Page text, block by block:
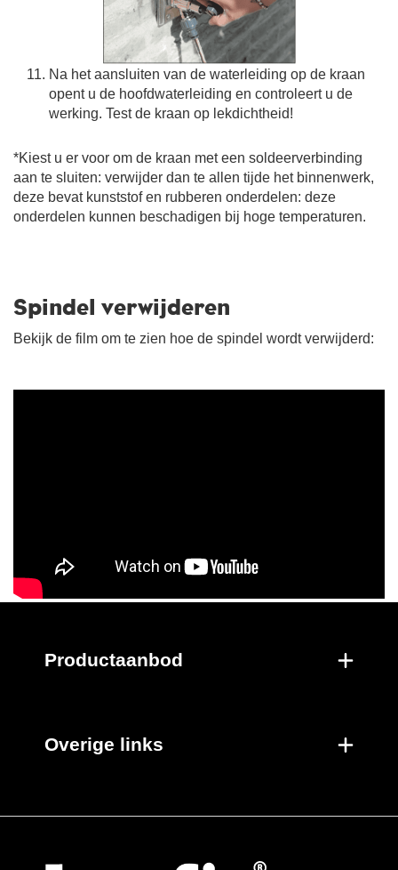
Na het aansluiten van de waterleiding op de kraan
opent u de hoofdwaterleiding en controleert u de
werking. Test de kraan op lekdichtheid!
*Kiest u er voor om de kraan met een soldeerverbinding
aan te sluiten: verwijder dan te allen tijde het binnenwerk,
deze bevat kunststof en rubberen onderdelen: deze
onderdelen kunnen beschadigen bij hoge temperaturen.
Spindel verwijderen
Bekijk de film om te zien hoe de spindel wordt verwijderd:
Productaanbod
Overige links